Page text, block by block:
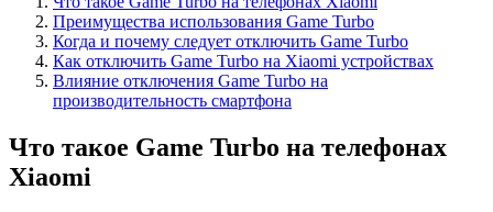
Преимущества использования Game Turbo
Когда и почему следует отключить Game Turbo
Как отключить Game Turbo на Xiaomi устройствах
Влияние отключения Game Turbo на
производительность смартфона
Что такое Game Turbo на телефонах
Xiaomi